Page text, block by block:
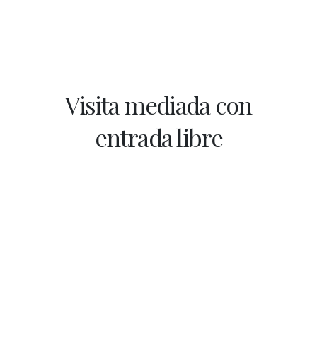
Visita mediada con
entrada libre